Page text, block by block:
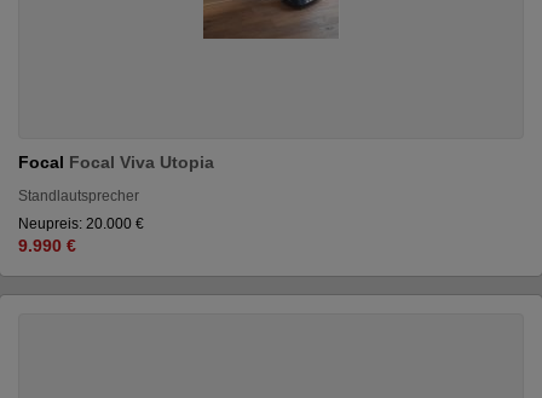
Focal Focal Viva Utopia
Standlautsprecher
Neupreis: 20.000 €
9.990 €